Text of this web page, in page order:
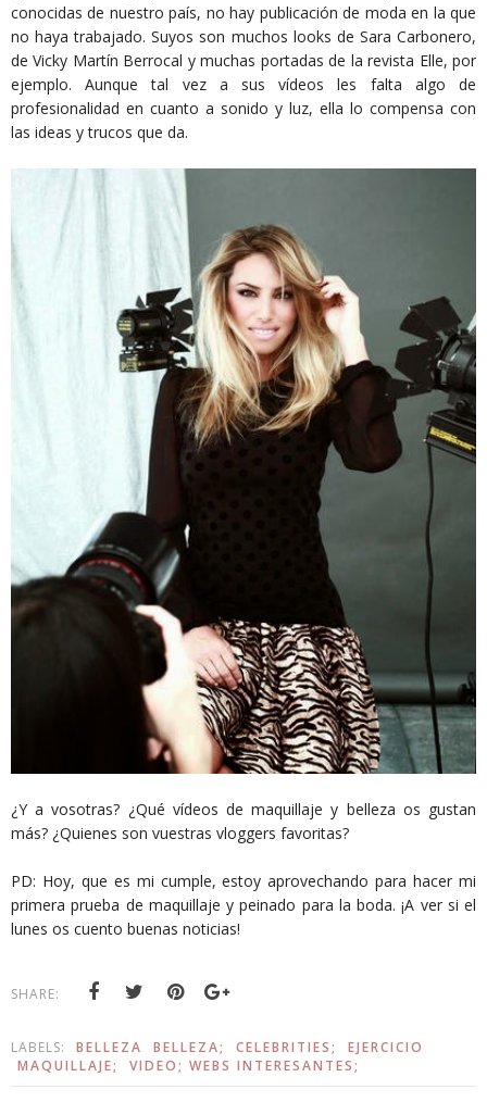
conocidas de nuestro país, no hay publicación de moda en la que
no haya trabajado. Suyos son muchos looks de Sara Carbonero,
de Vicky Martín Berrocal y muchas portadas de la revista Elle, por
ejemplo. Aunque tal vez a sus vídeos les falta algo de
profesionalidad en cuanto a sonido y luz, ella lo compensa con
las ideas y trucos que da.
¿Y a vosotras? ¿Qué vídeos de maquillaje y belleza os gustan
más? ¿Quienes son vuestras vloggers favoritas?
PD: Hoy, que es mi cumple, estoy aprovechando para hacer mi
primera prueba de maquillaje y peinado para la boda. ¡A ver si el
lunes os cuento buenas noticias!
SHARE:
LABELS: BELLEZA BELLEZA; CELEBRITIES;
EJERCICIO
MAQUILLAJE;
VIDEO; WEBS INTERESANTES;